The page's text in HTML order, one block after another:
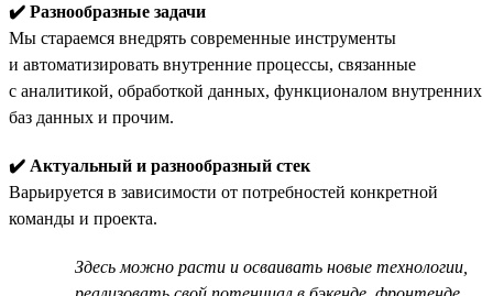
✔️ Разнообразные задачи
Мы стараемся внедрять современные инструменты
и автоматизировать внутренние процессы, связанные
с аналитикой, обработкой данных, функционалом внутренних
баз данных и прочим.
✔️ Актуальный и разнообразный стек
Варьируется в зависимости от потребностей конкретной
команды и проекта.
Здесь можно расти и осваивать новые технологии,